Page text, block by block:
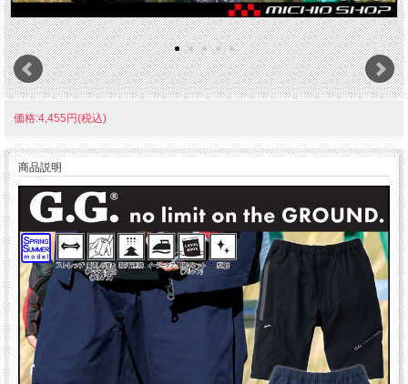
価格:4,455円(税込)
商品説明